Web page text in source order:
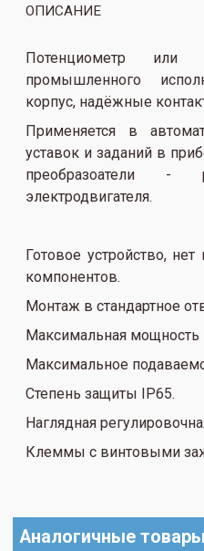
ОПИСАНИЕ
Потенциометр или
промышленного
корпус, надёжные
Применяется в
уставок и заданий в
преобразоатели -
электродвигателя.
Готовое устройство,
компонентов.
Монтаж в стандартное
Максимальная мощность
Максимальное
Степень защиты IP65.
Наглядная
Клеммы с винтовыми
Аналогичные товары